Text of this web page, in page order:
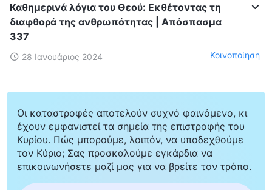
Καθημερινά λόγια του Θεού: Εκθέτοντας τη
διαφθορά της ανθρωπότητας | Απόσπασμα
337
28 Ιανουάριος 2024 Κοινοποίηση
Οι καταστροφές αποτελούν συχνό φαινόμενο, κι
έχουν εμφανιστεί τα σημεία της επιστροφής του
Κυρίου. Πώς μπορούμε, λοιπόν, να υποδεχθούμε
τον Κύριο; Σας προσκαλούμε εγκάρδια να
επικοινωνήσετε μαζί μας για να βρείτε τον τρόπο.